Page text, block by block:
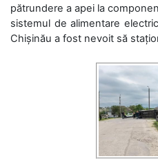
pătrundere a apei la
sistemul de alimentare
Chișinău a fost nevoit să